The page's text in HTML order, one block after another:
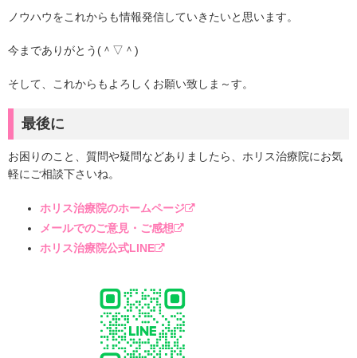
ノウハウをこれからも情報発信していきたいと思います。
今までありがとう(＾▽＾)
そして、これからもよろしくお願い致しま～す。
最後に
お困りのこと、質問や疑問などありましたら、ホリス治療院にお気
軽にご相談下さいね。
ホリス治療院のホームページ
メールでのご意見・ご感想
ホリス治療院公式LINE